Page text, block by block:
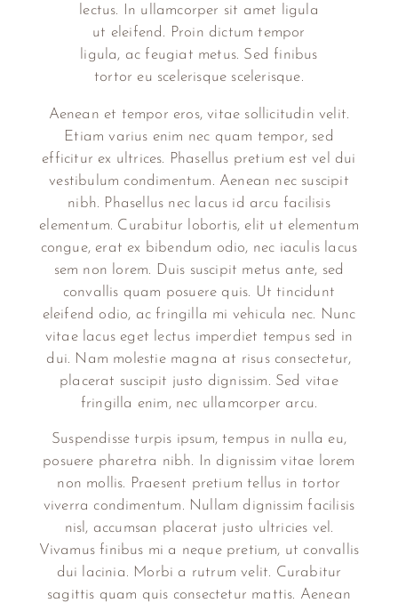
lectus. In ullamcorper sit amet ligula
ut eleifend. Proin dictum tempor
ligula, ac feugiat metus. Sed finibus
tortor eu scelerisque scelerisque.
Aenean et tempor eros, vitae sollicitudin velit.
Etiam varius enim nec quam tempor, sed
efficitur ex ultrices. Phasellus pretium est vel dui
vestibulum condimentum. Aenean nec suscipit
nibh. Phasellus nec lacus id arcu facilisis
elementum. Curabitur lobortis, elit ut elementum
congue, erat ex bibendum odio, nec iaculis lacus
sem non lorem. Duis suscipit metus ante, sed
convallis quam posuere quis. Ut tincidunt
eleifend odio, ac fringilla mi vehicula nec. Nunc
vitae lacus eget lectus imperdiet tempus sed in
dui. Nam molestie magna at risus consectetur,
placerat suscipit justo dignissim. Sed vitae
fringilla enim, nec ullamcorper arcu.
Suspendisse turpis ipsum, tempus in nulla eu,
posuere pharetra nibh. In dignissim vitae lorem
non mollis. Praesent pretium tellus in tortor
viverra condimentum. Nullam dignissim facilisis
nisl, accumsan placerat justo ultricies vel.
Vivamus finibus mi a neque pretium, ut convallis
dui lacinia. Morbi a rutrum velit. Curabitur
sagittis quam quis consectetur mattis. Aenean